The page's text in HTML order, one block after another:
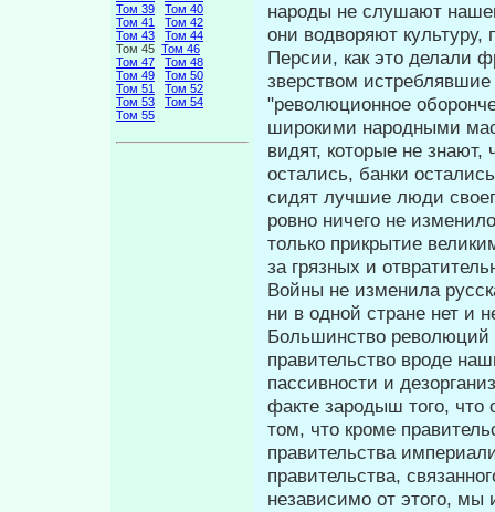
Том 39
Том 40
Том 41
Том 42
Том 43
Том 44
Том 45 Том 46
Том 47
Том 48
Том 49
Том 50
Том 51
Том 52
Том 53
Том 54
Том 55
народы не слушают
они водворяют
Персии, как это делали
звер­ством
"революционное
широкими народными
видят, которые не знают,
остались, банки
сидят лучшие люди
ровно ничего не
только прикрытие
за гряз­ных и
Войны не изменила
ни в одной стране нет и
Большинство рево­люций
правительство вроде
пассивности и
факте зародыш того, что
том, что кроме
правительства
правительст­ва,
независимо от этого, мы